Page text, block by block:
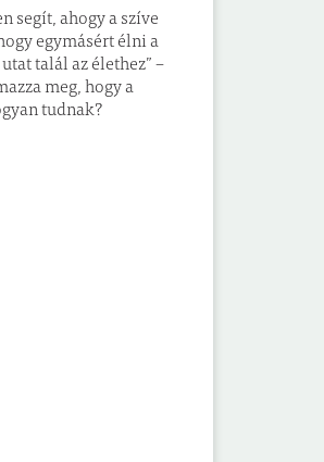
segít, ahogy a szíve
egymásért élni a
talál az élethez” –
meg, hogy a
tudnak?